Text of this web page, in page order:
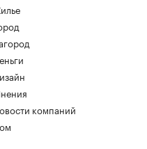
компаний